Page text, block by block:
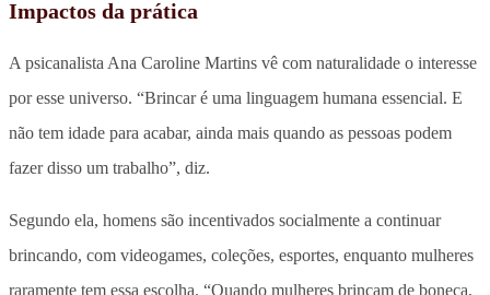
Impactos da prática
A psicanalista Ana Caroline Martins vê com naturalidade o interesse
por esse universo. “Brincar é uma linguagem humana essencial. E
não tem idade para acabar, ainda mais quando as pessoas podem
fazer disso um trabalho”, diz.
Segundo ela, homens são incentivados socialmente a continuar
brincando, com videogames, coleções, esportes, enquanto mulheres
raramente tem essa escolha. “Quando mulheres brincam de boneca,